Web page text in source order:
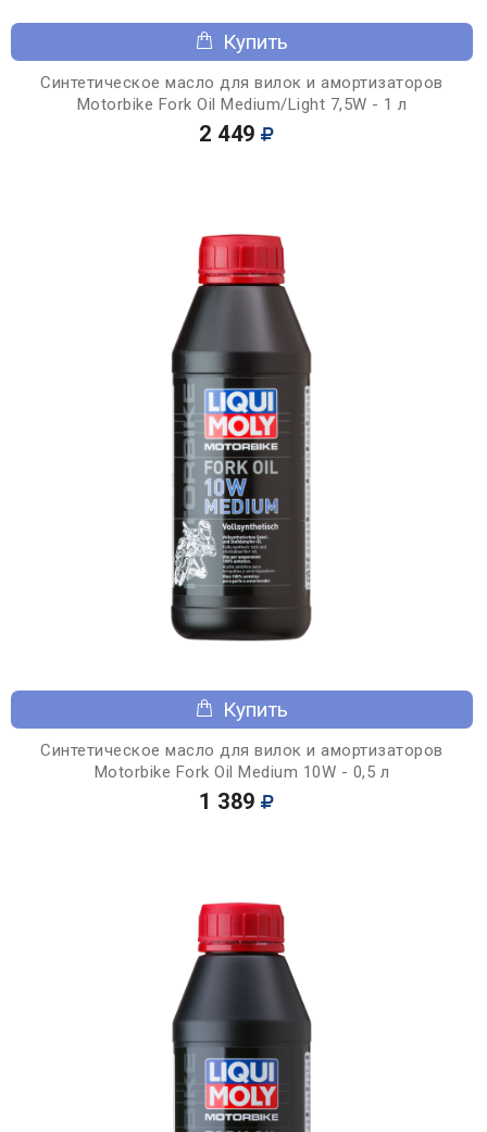
Купить
Синтетическое масло для вилок и амортизаторов
Motorbike Fork Oil Medium/Light 7,5W - 1 л
2 449
Купить
Синтетическое масло для вилок и амортизаторов
Motorbike Fork Oil Medium 10W - 0,5 л
1 389